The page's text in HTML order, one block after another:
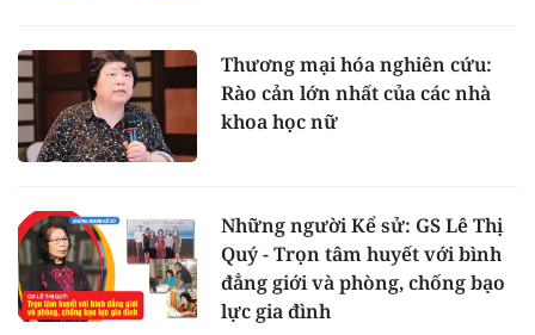
Thương mại hóa nghiên cứu:
Rào cản lớn nhất của các nhà
khoa học nữ
Những người Kể sử: GS Lê Thị
Quý - Trọn tâm huyết với bình
đẳng giới và phòng, chống bạo
lực gia đình